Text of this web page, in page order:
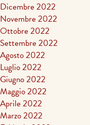
Dicembre 2022
Novembre 2022
Ottobre 2022
Settembre 2022
Agosto 2022
Luglio 2022
Giugno 2022
Maggio 2022
Aprile 2022
Marzo 2022